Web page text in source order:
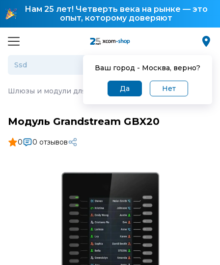
Нам 25 лет! Четверть века на рынке — это
опыт, которому доверяют
Ваш город - Москва, верно?
Да Нет
Шлюзы и модули для IP-телефонии Модуль
Модуль Grandstream GBX20
0 0 отзывов